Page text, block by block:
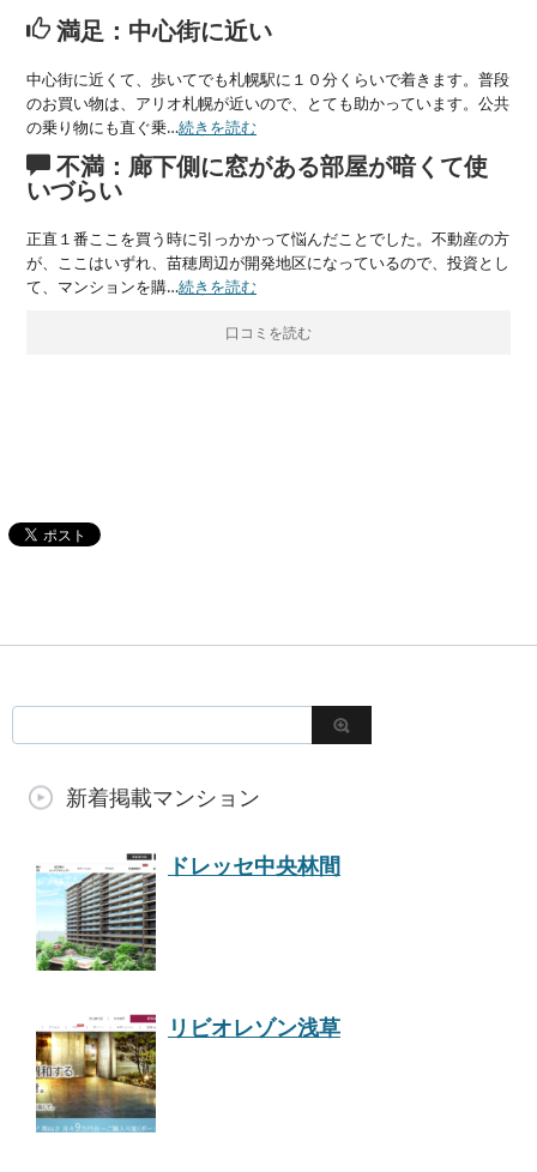
満足：中心街に近い
中心街に近くて、歩いてでも札幌駅に１０分くらいで着きます。普段
のお買い物は、アリオ札幌が近いので、とても助かっています。公共
の乗り物にも直ぐ乗…続きを読む
不満：廊下側に窓がある部屋が暗くて使
いづらい
正直１番ここを買う時に引っかかって悩んだことでした。不動産の方
が、ここはいずれ、苗穂周辺が開発地区になっているので、投資とし
て、マンションを購…続きを読む
口コミを読む
新着掲載マンション
ドレッセ中央林間
リビオレゾン浅草